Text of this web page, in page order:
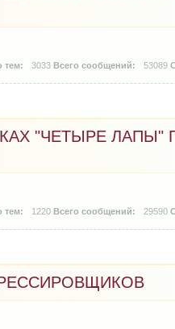
3033 53089
"ЧЕТЫРЕ ЛАПЫ"
1220 29590